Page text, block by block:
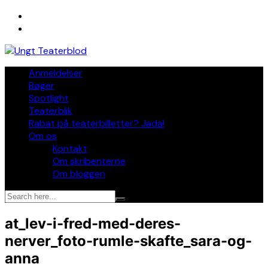
Skip
Anmeldelser
Bøger
Spotlight
Teaterblik
Rabat på teaterbilletter? Jada!
Om os
Kontakt
Om skribenterne
Om bloggen
at_lev-i-fred-med-deres-
nerver_foto-rumle-skafte_sara-og-
anna